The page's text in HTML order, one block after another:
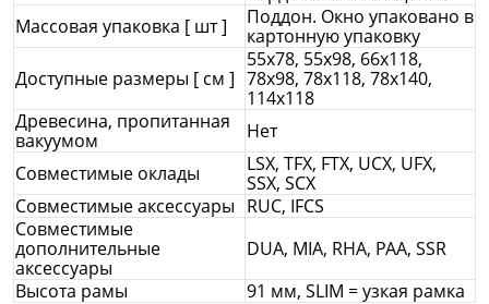
Массовая упаковка [ шт ]
Поддон. Окно упаковано в
картонную упаковку
Доступные размеры [ см ]
55x78, 55x98, 66x118,
78x98, 78x118, 78x140,
114x118
Древесина, пропитанная
вакуумом
Нет
Совместимые оклады
LSX, TFX, FTX, UCX, UFX,
SSX, SCX
Совместимые аксессуары RUC, IFCS
Совместимые
дополнительные
аксессуары
DUA, MIA, RHA, PAA, SSR
Высота рамы
91 мм, SLIM = узкая рамка